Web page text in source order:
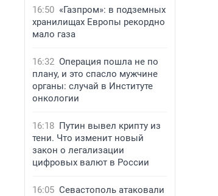
16:50 «Газпром»: в подземных
хранилищах Европы рекордно
мало газа
16:32 Операция пошла не по
плану, и это спасло мужчине
органы: случай в Институте
онкологии
16:18 Путин вывел крипту из
тени. Что изменит новый
закон о легализации
цифровых валют в России
16:05 Севастополь атаковали